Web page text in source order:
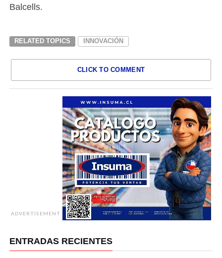
Balcells.
RELATED TOPICS INNOVACIÓN
CLICK TO COMMENT
ADVERTISEMENT
ENTRADAS RECIENTES